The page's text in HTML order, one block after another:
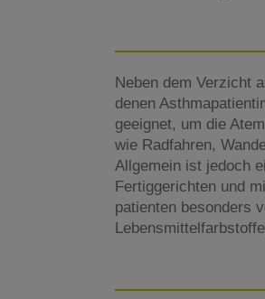
Neben dem Verzicht
denen
geeignet, um die
wie Radfahren,
Allgemein ist jedoch
Fertiggerichten und
patienten besonders